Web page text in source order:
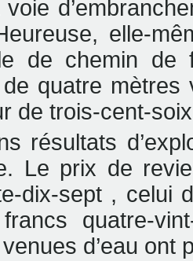
elle-
de chemin de
quatre mètres
de trois-cent-
résultats
Le prix de
dix-sept , celui
francs quatre-
d’eau ont